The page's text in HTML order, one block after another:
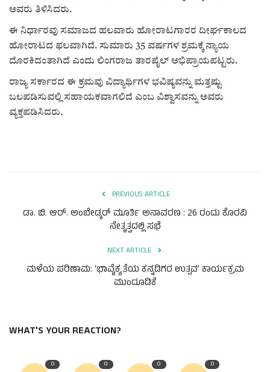
ಅವರು ತಿಳಿಸಿದರು.
ಈ ನಿರ್ಧಾರವು ಸಮಾಜದ ಹಲವಾರು ಹೋರಾಟಗಾರರ ದೀರ್ಘಕಾಲದ
ಹೋರಾಟದ ಫಲವಾಗಿದೆ. ಸುಮಾರು 35 ವರ್ಷಗಳ ಶ್ರಮಕ್ಕೆ ನ್ಯಾಯ
ದೊರಕಿದಂತಾಗಿದೆ ಎಂದು ಲಿಂಗರಾಜ ತಾರಪೈಲ್ ಅಭಿಪ್ರಾಯಪಟ್ಟರು.
ರಾಜ್ಯ ಸರ್ಕಾರದ ಈ ಕ್ರಮವು ವಿದ್ಯಾರ್ಥಿಗಳ ಭವಿಷ್ಯವನ್ನು ಮತ್ತಷ್ಟು
ಬಲಪಡಿಸುವಲ್ಲಿ ಸಹಾಯಕವಾಗಲಿದೆ ಎಂಬ ವಿಶ್ವಾಸವನ್ನು ಅವರು
ವ್ಯಕ್ತಪಡಿಸಿದರು.
PREVIOUS ARTICLE
ಡಾ. ಬಿ. ಆರ್. ಅಂಬೇಡ್ಕರ್ ಮೂರ್ತಿ ಅನಾವರಣ : 26 ರಂದು ಕೊರವಿ
ನೇತೃತ್ವದಲ್ಲಿ ಸಭೆ
NEXT ARTICLE
ಮಳೆಯ ಪರಿಣಾಮ: ‘ಭಾವೈಕ್ಯತೆಯ ಕನ್ನಡಿಗರ ಉತ್ಸವ’ ಕಾರ್ಯಕ್ರಮ
ಮುಂದೂಡಿಕೆ
WHAT'S YOUR REACTION?
0 0 0 0